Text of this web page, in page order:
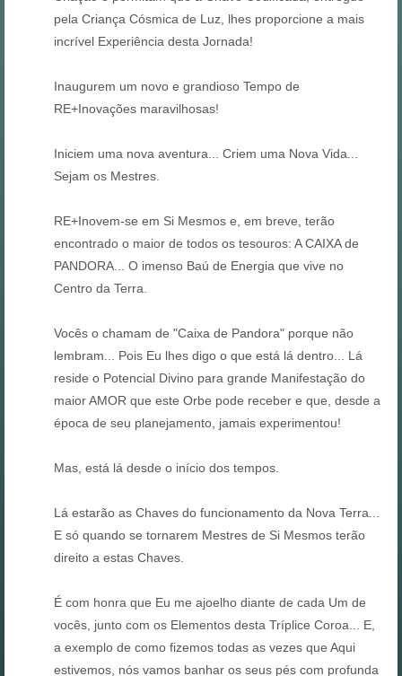
pela Criança Cósmica de Luz, lhes proporcione a mais
incrível Experiência desta Jornada!
Inaugurem um novo e grandioso Tempo de
RE+Inovações maravilhosas!
Iniciem uma nova aventura... Criem uma Nova Vida...
Sejam os Mestres.
RE+Inovem-se em Si Mesmos e, em breve, terão
encontrado o maior de todos os tesouros: A CAIXA de
PANDORA... O imenso Baú de Energia que vive no
Centro da Terra.
Vocês o chamam de "Caixa de Pandora" porque não
lembram... Pois Eu lhes digo o que está lá dentro... Lá
reside o Potencial Divino para grande Manifestação do
maior AMOR que este Orbe pode receber e que, desde a
época de seu planejamento, jamais experimentou!
Mas, está lá desde o início dos tempos.
Lá estarão as Chaves do funcionamento da Nova Terra...
E só quando se tornarem Mestres de Si Mesmos terão
direito a estas Chaves.
É com honra que Eu me ajoelho diante de cada Um de
vocês, junto com os Elementos desta Tríplice Coroa... E,
a exemplo de como fizemos todas as vezes que Aqui
estivemos, nós vamos banhar os seus pés com profunda